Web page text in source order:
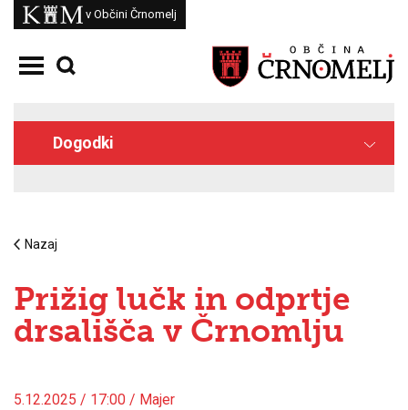
Skoči na vsebino
Kam
v Občini Črnomelj
Odpri meni
Dogodki
Nazaj
Prižig lučk in odprtje
drsališča v Črnomlju
5.12.2025 / 17:00 / Majer